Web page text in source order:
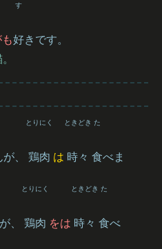
好
す
きです。
、 鶏肉
とりにく
は 時々
ときどき
食
た
べま
、 鶏肉
とりにく
をは 時々
ときどき
食
た
べ